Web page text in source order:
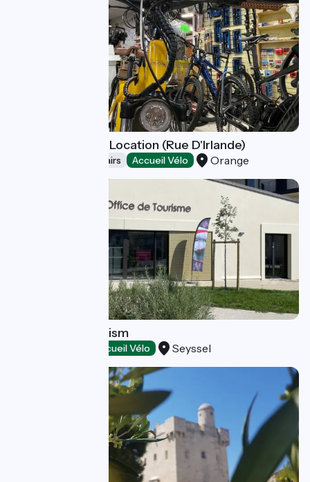
Cycles Trousse : Location (Rue D'Irlande)
Bicycle rentals/ repairs Accueil Vélo Orange
Haut Rhône Tourism
Accueil Vélo Seyssel